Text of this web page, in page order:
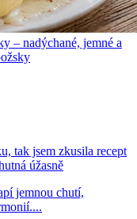
– nadýchané, jemné a
tak jsem zkusila recept
úžasně
jemnou chutí,